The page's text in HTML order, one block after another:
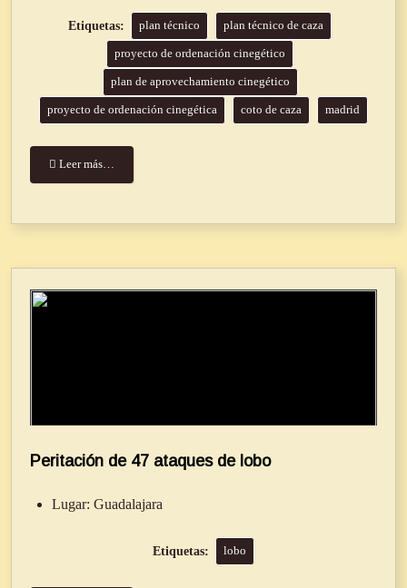
plan técnico plan técnico de caza
proyecto de ordenación cinegético
plan de aprovechamiento cinegético
proyecto de ordenación cinegética coto de caza madrid
Leer más…
Peritación de 47 ataques de lobo
Lugar: Guadalajara
lobo